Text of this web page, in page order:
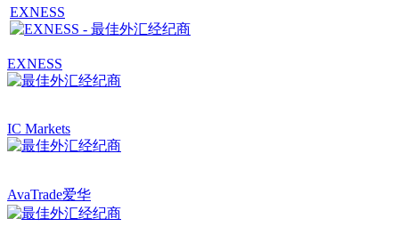
EXNESS
EXNESS
IC Markets
AvaTrade爱华